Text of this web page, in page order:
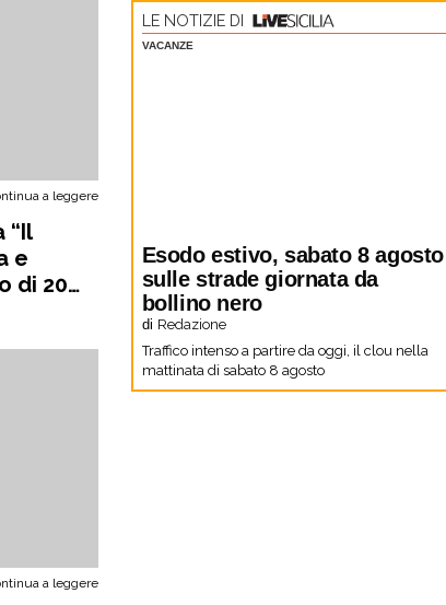
a leggere
“Il
e
di 20
a leggere
LE NOTIZIE DI
VACANZE
Esodo estivo, sabato 8 agosto
sulle strade giornata da
bollino nero
di Redazione
Traffico intenso a partire da oggi, il clou nella
mattinata di sabato 8 agosto